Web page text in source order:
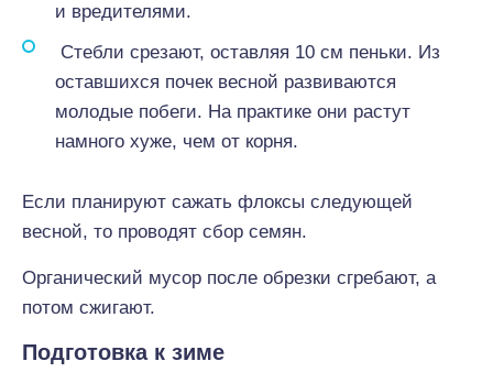
и вредителями.
Стебли срезают, оставляя 10 см пеньки. Из
оставшихся почек весной развиваются
молодые побеги. На практике они растут
намного хуже, чем от корня.
Если планируют сажать флоксы следующей
весной, то проводят сбор семян.
Органический мусор после обрезки сгребают, а
потом сжигают.
Подготовка к зиме